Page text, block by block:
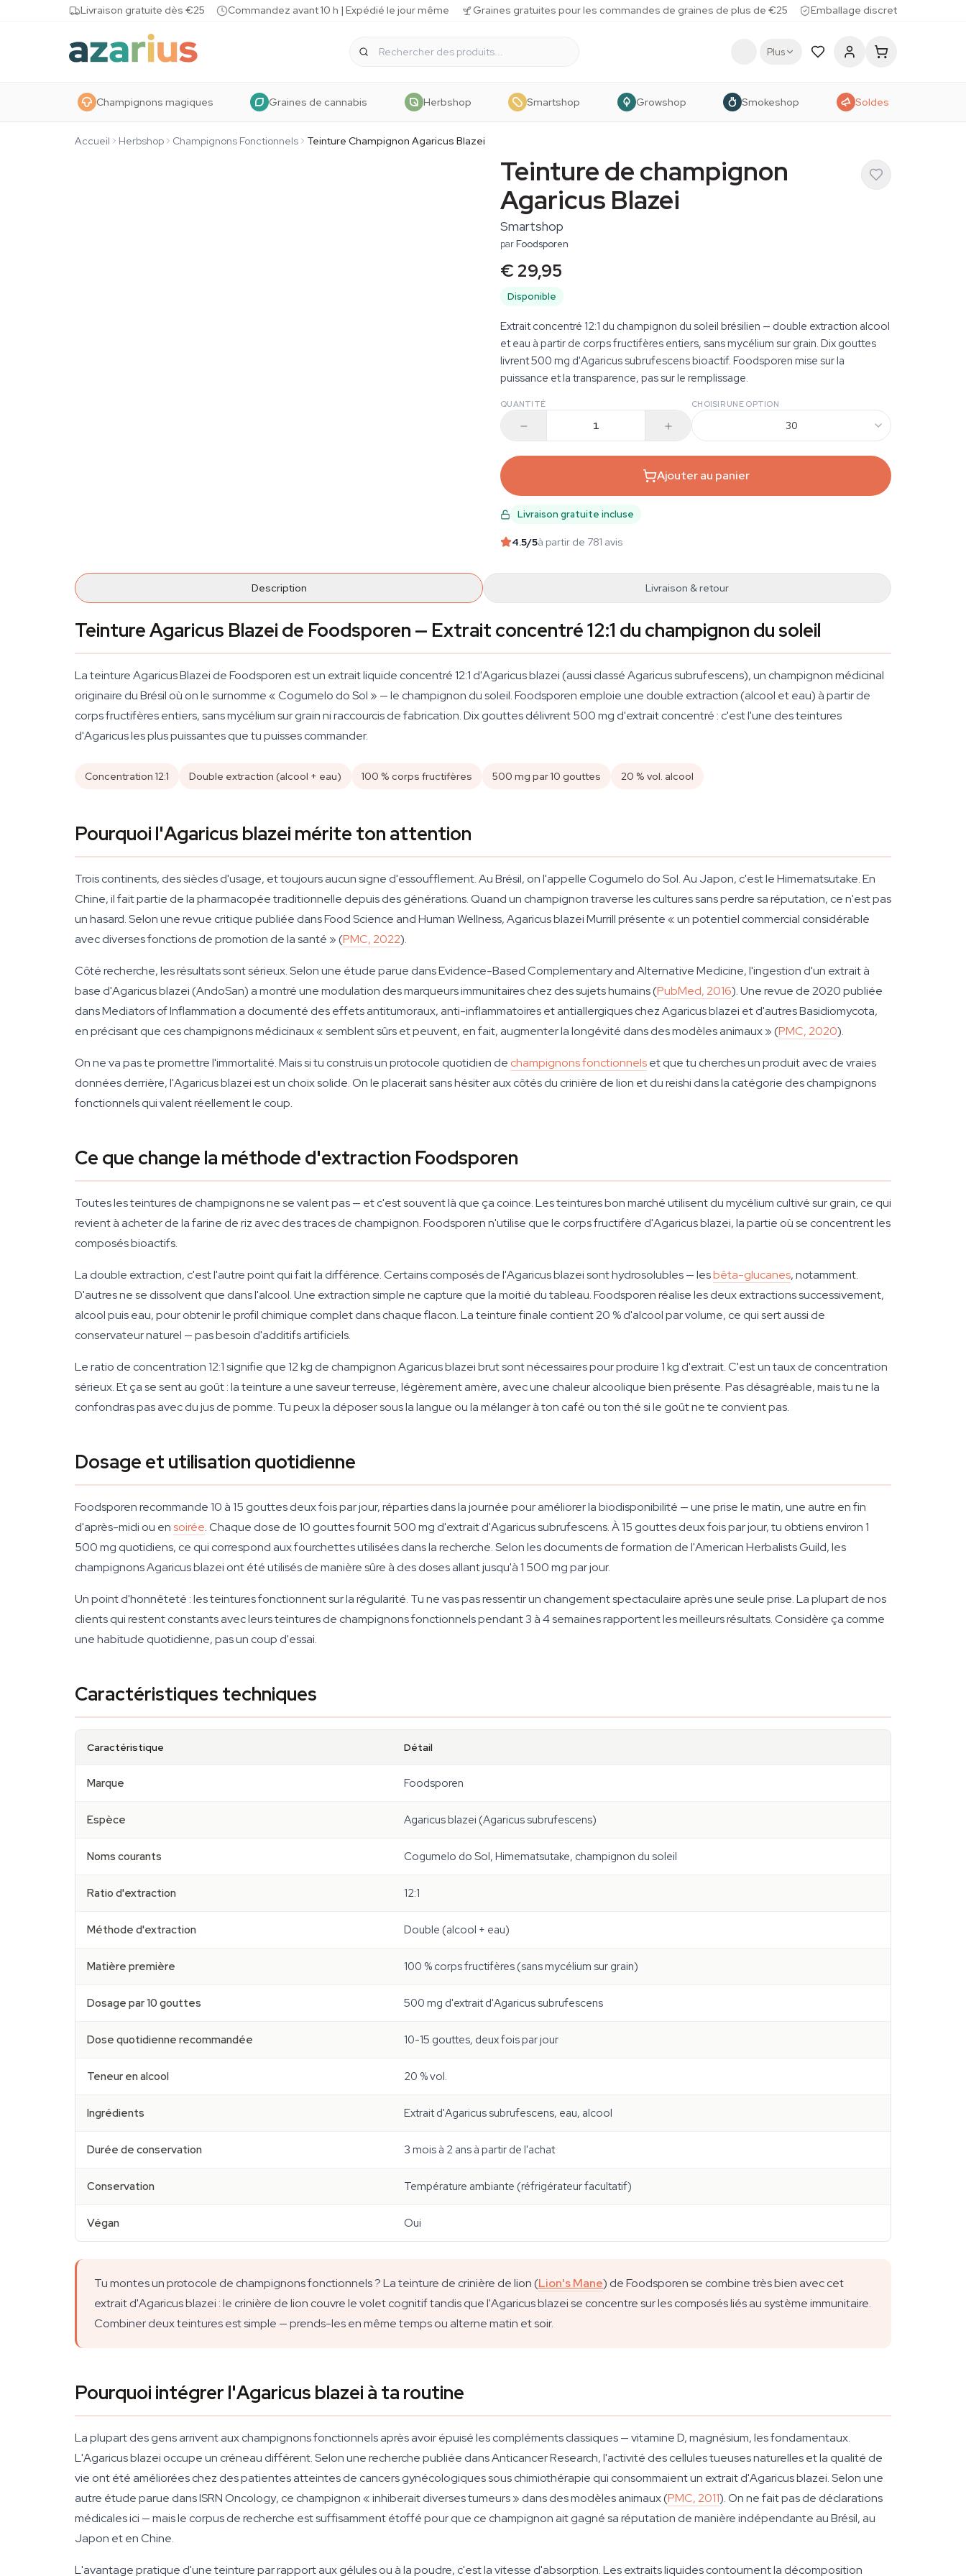
Skip to contentLivraison gratuite dès €25 Commandez avant 10 h | Expédié le jour même Graines gratuites pour les commandes de graines de plus de €25 Emballage discret
Plus
Champignons magiques Graines de cannabis Herbshop Smartshop Growshop Smokeshop Soldes
Accueil Herbshop Champignons Fonctionnels Teinture Champignon Agaricus Blazei
Teinture de champignon
Agaricus Blazei
Smartshop
parFoodsporen
€ 29,95
Disponible
Extrait concentré 12:1 du champignon du soleil brésilien — double extraction alcool
et eau à partir de corps fructifères entiers, sans mycélium sur grain. Dix gouttes
livrent 500 mg d'Agaricus subrufescens bioactif. Foodsporen mise sur la
puissance et la transparence, pas sur le remplissage.
QUANTITÉ CHOISIR UNE OPTION
30
Ajouter au panier
Livraison gratuite incluse
4.5/5à partir de 781 avis
Description Livraison & retour
Teinture Agaricus Blazei de Foodsporen — Extrait concentré 12:1 du champignon du soleil
La teinture Agaricus Blazei de Foodsporen est un extrait liquide concentré 12:1 d'Agaricus blazei(aussi classéAgaricus subrufescens), un champignon médicinal
originaire du Brésil où on le surnomme « Cogumelo do Sol » — le champignon du soleil. Foodsporen emploie une double extraction (alcool et eau) à partir de
corps fructifères entiers, sans mycélium sur grain ni raccourcis de fabrication. Dix gouttes délivrent 500 mg d'extrait concentré : c'est l'une des teintures
d'Agaricus les plus puissantes que tu puisses commander.
Concentration 12:1 Double extraction (alcool + eau) 100 % corps fructifères 500 mg par 10 gouttes 20 % vol. alcool
Pourquoi l'Agaricus blazei mérite ton attention
Trois continents, des siècles d'usage, et toujours aucun signe d'essoufflement. Au Brésil, on l'appelle Cogumelo do Sol. Au Japon, c'est le Himematsutake. En
Chine, il fait partie de la pharmacopée traditionnelle depuis des générations. Quand un champignon traverse les cultures sans perdre sa réputation, ce n'est pas
un hasard. Selon une revue critique publiée dansFood Science and Human Wellness, Agaricus blazei Murrill présente « un potentiel commercial considérable
avec diverses fonctions de promotion de la santé » (PMC, 2022).
Côté recherche, les résultats sont sérieux. Selon une étude parue dansEvidence-Based Complementary and Alternative Medicine, l'ingestion d'un extrait à
base d'Agaricus blazei (AndoSan) a montré une modulation des marqueurs immunitaires chez des sujets humains (PubMed, 2016). Une revue de 2020 publiée
dansMediators of Inflammationa documenté des effets antitumoraux, anti-inflammatoires et antiallergiques chez Agaricus blazei et d'autres Basidiomycota,
en précisant que ces champignons médicinaux « semblent sûrs et peuvent, en fait, augmenter la longévité dans des modèles animaux » (PMC, 2020).
On ne va pas te promettre l'immortalité. Mais si tu construis un protocole quotidien de champignons fonctionnelset que tu cherches un produit avec de vraies
données derrière, l'Agaricus blazei est un choix solide. On le placerait sans hésiter aux côtés du crinière de lion et du reishi dans la catégorie des champignons
fonctionnels qui valent réellement le coup.
Ce que change la méthode d'extraction Foodsporen
Toutes les teintures de champignons ne se valent pas — et c'est souvent là que ça coince. Les teintures bon marché utilisent du mycélium cultivé sur grain, ce qui
revient à acheter de la farine de riz avec des traces de champignon. Foodsporen n'utilise que le corps fructifère d'Agaricus blazei, la partie où se concentrent les
composés bioactifs.
La double extraction, c'est l'autre point qui fait la différence. Certains composés de l'Agaricus blazei sont hydrosolubles — lesbêta-glucanes, notamment.
D'autres ne se dissolvent que dans l'alcool. Une extraction simple ne capture que la moitié du tableau. Foodsporen réalise les deux extractions successivement,
alcool puis eau, pour obtenir le profil chimique complet dans chaque flacon. La teinture finale contient 20 % d'alcool par volume, ce qui sert aussi de
conservateur naturel — pas besoin d'additifs artificiels.
Le ratio de concentration 12:1 signifie que 12 kg de champignon Agaricus blazei brut sont nécessaires pour produire 1 kg d'extrait. C'est un taux de concentration
sérieux. Et ça se sent au goût : la teinture a une saveur terreuse, légèrement amère, avec une chaleur alcoolique bien présente. Pas désagréable, mais tu ne la
confondras pas avec du jus de pomme. Tu peux la déposer sous la langue ou la mélanger à ton café ou ton thé si le goût ne te convient pas.
Dosage et utilisation quotidienne
Foodsporen recommande 10 à 15 gouttes deux fois par jour, réparties dans la journée pour améliorer la biodisponibilité — une prise le matin, une autre en fin
d'après-midi ou ensoirée. Chaque dose de 10 gouttes fournit 500 mg d'extrait d'Agaricus subrufescens. À 15 gouttes deux fois par jour, tu obtiens environ 1
500 mg quotidiens, ce qui correspond aux fourchettes utilisées dans la recherche. Selon les documents de formation de l'American Herbalists Guild, les
champignons Agaricus blazei ont été utilisés de manière sûre à des doses allant jusqu'à 1 500 mg par jour.
Un point d'honnêteté : les teintures fonctionnent sur la régularité. Tu ne vas pas ressentir un changement spectaculaire après une seule prise. La plupart de nos
clients qui restent constants avec leurs teintures de champignons fonctionnels pendant 3 à 4 semaines rapportent les meilleurs résultats. Considère ça comme
une habitude quotidienne, pas un coup d'essai.
Caractéristiques techniques
Caractéristique Détail
Marque Foodsporen
Espèce Agaricus blazei (Agaricus subrufescens)
Noms courants Cogumelo do Sol, Himematsutake, champignon du soleil
Ratio d'extraction 12:1
Méthode d'extraction Double (alcool + eau)
Matière première 100 % corps fructifères (sans mycélium sur grain)
Dosage par 10 gouttes 500 mg d'extrait d'Agaricus subrufescens
Dose quotidienne recommandée 10-15 gouttes, deux fois par jour
Teneur en alcool 20 % vol.
Ingrédients Extrait d'Agaricus subrufescens, eau, alcool
Durée de conservation 3 mois à 2 ans à partir de l'achat
Conservation Température ambiante (réfrigérateur facultatif)
Végan Oui
Tu montes un protocole de champignons fonctionnels ? La teinture de crinière de lion (Lion's Mane) de Foodsporen se combine très bien avec cet
extrait d'Agaricus blazei : le crinière de lion couvre le volet cognitif tandis que l'Agaricus blazei se concentre sur les composés liés au système immunitaire.
Combiner deux teintures est simple — prends-les en même temps ou alterne matin et soir.
Pourquoi intégrer l'Agaricus blazei à ta routine
La plupart des gens arrivent aux champignons fonctionnels après avoir épuisé les compléments classiques — vitamine D, magnésium, les fondamentaux.
L'Agaricus blazei occupe un créneau différent. Selon une recherche publiée dansAnticancer Research, l'activité des cellules tueuses naturelles et la qualité de
vie ont été améliorées chez des patientes atteintes de cancers gynécologiques sous chimiothérapie qui consommaient un extrait d'Agaricus blazei. Selon une
autre étude parue dansISRN Oncology, ce champignon « inhiberait diverses tumeurs » dans des modèles animaux (PMC, 2011). On ne fait pas de déclarations
médicales ici — mais le corpus de recherche est suffisamment étoffé pour que ce champignon ait gagné sa réputation de manière indépendante au Brésil, au
Japon et en Chine.
L'avantage pratique d'une teinture par rapport aux gélules ou à la poudre, c'est la vitesse d'absorption. Les extraits liquides contournent la décomposition